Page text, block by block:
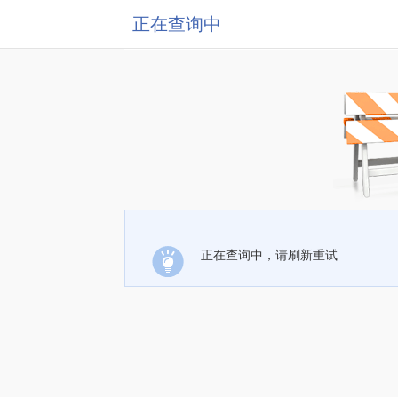
正在查询中
正在查询中，请刷新重试